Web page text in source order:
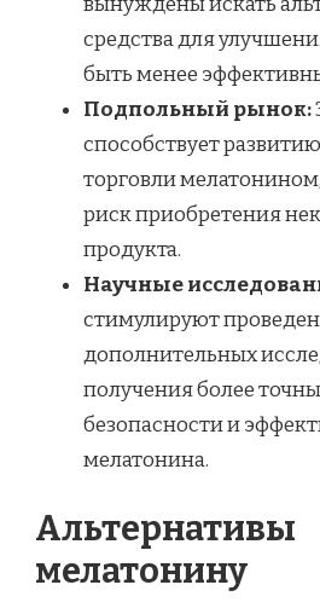
средства для
быть менее
Подпольный рынок:
способствует
торговли
риск приобретения
продукта.
Научные
стимулируют
дополнительных
получения более
безопасности и
мелатонина.
Альтернативы
мелатонину